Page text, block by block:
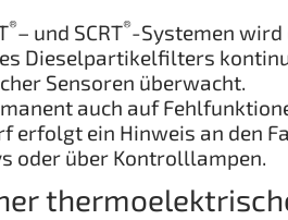
®– und SCRT®-Systemen wird
Dieselpartikelfilters
Sensoren überwacht.
auch auf
erfolgt ein Hinweis an den
oder über Kontrolllampen.